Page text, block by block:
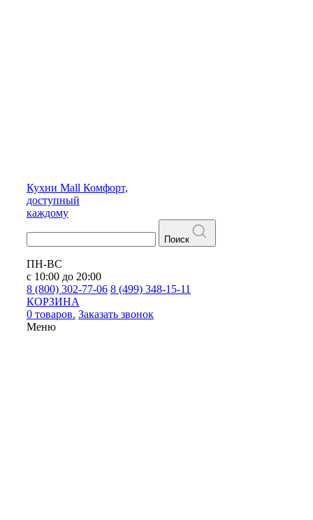
Кухни Mall Комфорт,
доступный
каждому
Поиск
ПН-ВС
с 10:00 до 20:00
8 (800) 302-77-06 8 (499) 348-15-11
КОРЗИНА
0 товаров. Заказать звонок
Меню